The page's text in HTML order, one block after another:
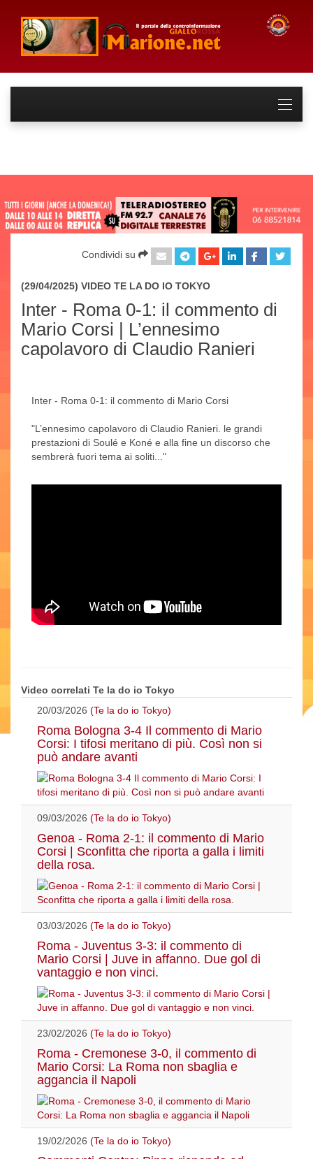
Condividi su
(29/04/2025) VIDEO TE LA DO IO TOKYO
Inter - Roma 0-1: il commento di
Mario Corsi | L’ennesimo
capolavoro di Claudio Ranieri
Inter - Roma 0-1: il commento di Mario Corsi
"L’ennesimo capolavoro di Claudio Ranieri. le grandi
prestazioni di Soulé e Koné e alla fine un discorso che
sembrerà fuori tema ai soliti..."
Video correlati Te la do io Tokyo
20/03/2026 (Te la do io Tokyo)
Roma Bologna 3-4 Il commento di Mario
Corsi: I tifosi meritano di più. Così non si
può andare avanti
09/03/2026 (Te la do io Tokyo)
Genoa - Roma 2-1: il commento di Mario
Corsi | Sconfitta che riporta a galla i limiti
della rosa.
03/03/2026 (Te la do io Tokyo)
Roma - Juventus 3-3: il commento di
Mario Corsi | Juve in affanno. Due gol di
vantaggio e non vinci.
23/02/2026 (Te la do io Tokyo)
Roma - Cremonese 3-0, il commento di
Mario Corsi: La Roma non sbaglia e
aggancia il Napoli
19/02/2026 (Te la do io Tokyo)